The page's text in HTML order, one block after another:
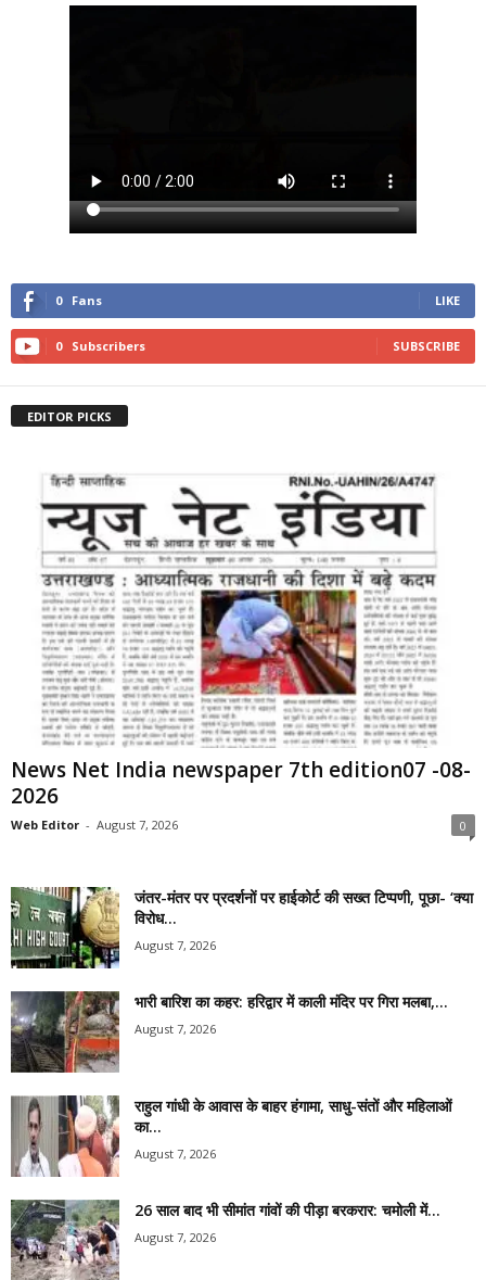
0 Fans LIKE
0 Subscribers SUBSCRIBE
EDITOR PICKS
News Net India newspaper 7th edition07 -08-
2026
Web Editor - August 7, 2026 0
जंतर-मंतर पर प्रदर्शनों पर हाईकोर्ट की सख्त टिप्पणी, पूछा- ‘क्या
विरोध...
August 7, 2026
भारी बारिश का कहर: हरिद्वार में काली मंदिर पर गिरा मलबा,...
August 7, 2026
राहुल गांधी के आवास के बाहर हंगामा, साधु-संतों और महिलाओं
का...
August 7, 2026
26 साल बाद भी सीमांत गांवों की पीड़ा बरकरार: चमोली में...
August 7, 2026